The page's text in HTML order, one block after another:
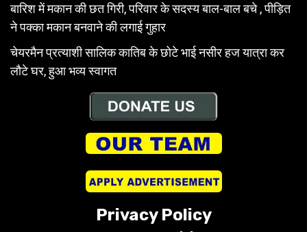
बारिश में मकान की छत गिरी, परिवार के सदस्य बाल-बाल बचे , पीड़ित
ने पक्का मकान बनवाने की लगाई गुहार
चेयरमैन प्रत्याशी सालिक कातिब के छोटे भाई नसीर हज यात्रा कर
लौटे घर, हुआ भव्य स्वागत
Privacy Policy